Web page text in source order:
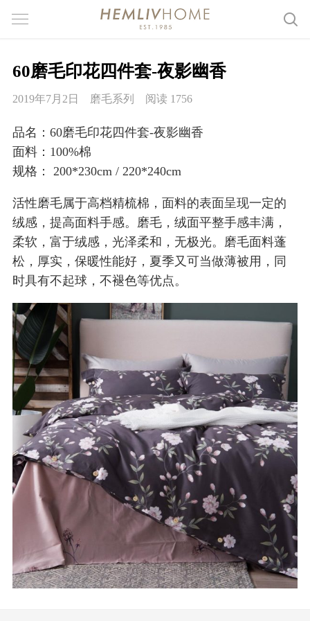
60磨毛印花四件套-夜影幽香
2019年7月2日 磨毛系列 阅读 1756
品名：60磨毛印花四件套-夜影幽香
面料：100%棉
规格： 200*230cm / 220*240cm
活性磨毛属于高档精梳棉，面料的表面呈现一定的
绒感，提高面料手感。磨毛，绒面平整手感丰满，
柔软，富于绒感，光泽柔和，无极光。磨毛面料蓬
松，厚实，保暖性能好，夏季又可当做薄被用，同
时具有不起球，不褪色等优点。